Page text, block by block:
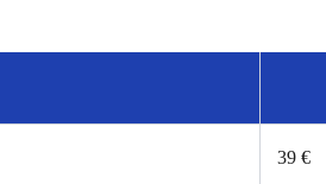
39 €